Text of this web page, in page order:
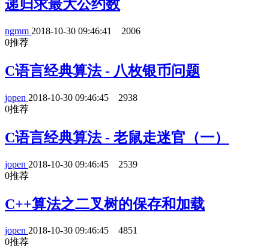
递归求最大公约数
ngmm 2018-10-30 09:46:41
2006
0推荐
C语言经典算法 - 八枚银币问题
jopen 2018-10-30 09:46:45
2938
0推荐
C语言经典算法 - 老鼠走迷官（一）
jopen 2018-10-30 09:46:45
2539
0推荐
C++算法之二叉树的保存和加载
jopen 2018-10-30 09:46:45
4851
0推荐